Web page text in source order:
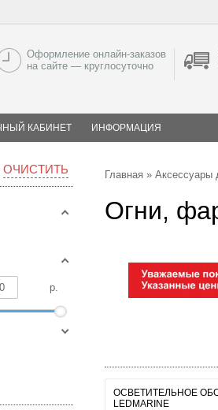
Оформление онлайн-заказов
на сайте — круглосуточно
КАБИНЕТ ИНФОРМАЦИЯ
ОЧИСТИТЬ
р.
Главная » Аксессуары
Огни,
ОСВЕТИТЕЛЬНОЕ
LEDMARINE